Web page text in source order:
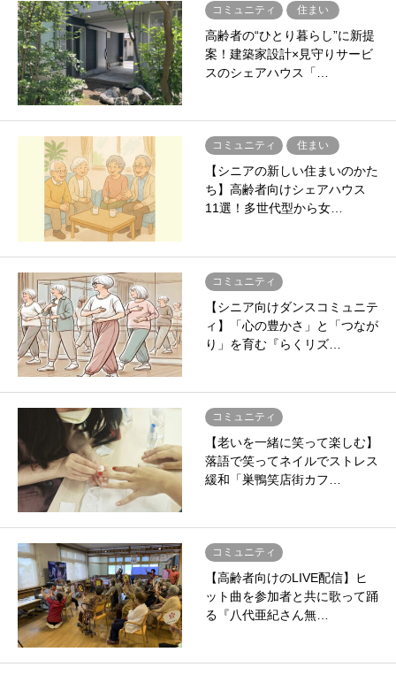
コミュニティ 住まい
高齢者の“ひとり暮らし”に新提
案！建築家設計×見守りサービ
スのシェアハウス「…
コミュニティ 住まい
【シニアの新しい住まいのかた
ち】高齢者向けシェアハウス
11選！多世代型から女…
コミュニティ
【シニア向けダンスコミュニテ
ィ】「心の豊かさ」と「つなが
り」を育む『らくリズ…
コミュニティ
【老いを一緒に笑って楽しむ】
落語で笑ってネイルでストレス
緩和「巣鴨笑店街カフ…
コミュニティ
【高齢者向けのLIVE配信】ヒ
ット曲を参加者と共に歌って踊
る『八代亜紀さん無…